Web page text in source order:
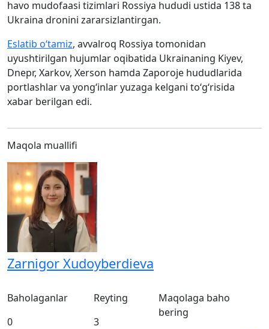
havo mudofaasi tizimlari Rossiya hududi ustida 138 ta
Ukraina dronini zararsizlantirgan.
Eslatib o‘tamiz, avvalroq Rossiya tomonidan
uyushtirilgan hujumlar oqibatida Ukrainaning Kiyev,
Dnepr, Xarkov, Xerson hamda Zaporoje hududlarida
portlashlar va yong‘inlar yuzaga kelgani to‘g‘risida
xabar berilgan edi.
Maqola muallifi
Zarnigor Xudoyberdieva
Baholaganlar
0
Reyting
3
Maqolaga baho
bering